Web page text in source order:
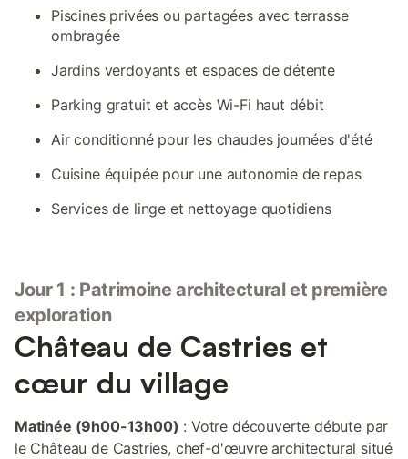
Piscines privées ou partagées avec terrasse
ombragée
Jardins verdoyants et espaces de détente
Parking gratuit et accès Wi-Fi haut débit
Air conditionné pour les chaudes journées d'été
Cuisine équipée pour une autonomie de repas
Services de linge et nettoyage quotidiens
Jour 1 : Patrimoine architectural et première
exploration
Château de Castries et
cœur du village
Matinée (9h00-13h00) : Votre découverte débute par
le Château de Castries, chef-d'œuvre architectural situé